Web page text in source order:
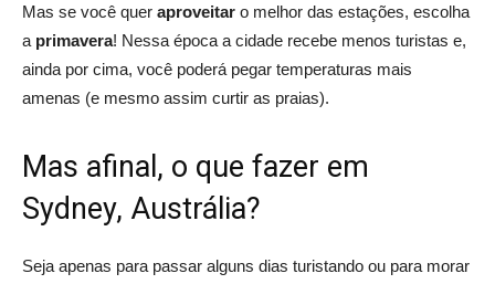
Mas se você quer aproveitar o melhor das estações, escolha
a primavera! Nessa época a cidade recebe menos turistas e,
ainda por cima, você poderá pegar temperaturas mais
amenas (e mesmo assim curtir as praias).
Mas afinal, o que fazer em
Sydney, Austrália?
Seja apenas para passar alguns dias turistando ou para morar